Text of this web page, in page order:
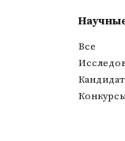
Все